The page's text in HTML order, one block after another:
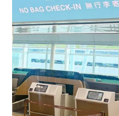
法律
乘客及行李運輸總條款
貨物運輸總條款
乘客權利和法規
Cookies政策
私隱政策
舉報政策
條款與條件